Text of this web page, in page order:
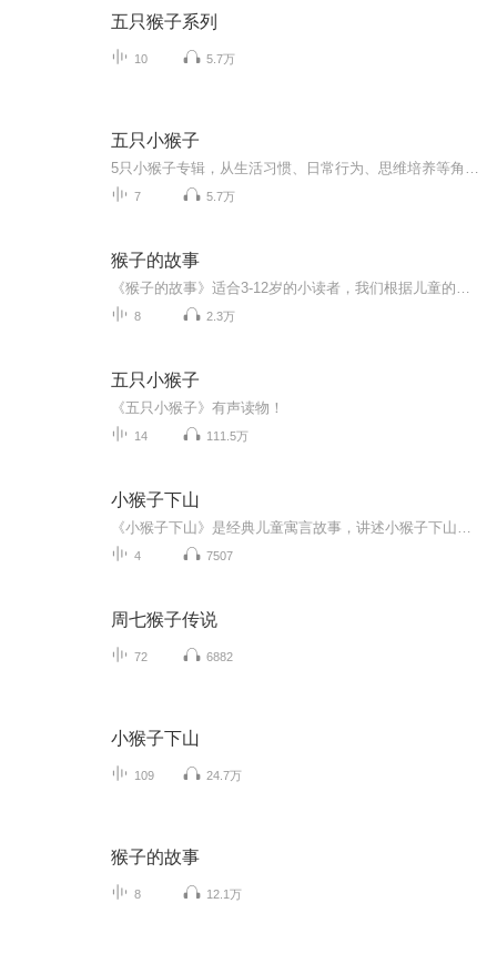
五只猴子系列
10 5.7万
五只小猴子
7 5.7万
猴子的故事
8 2.3万
五只小猴子
《五只小猴子》有声读物！
14 111.5万
小猴子下山
4 7507
周七猴子传说
72 6882
小猴子下山
109 24.7万
猴子的故事
8 12.1万